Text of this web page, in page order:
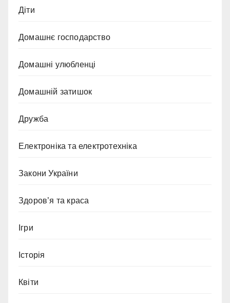
Діти
Домашнє господарство
Домашні улюбленці
Домашній затишок
Дружба
Електроніка та електротехніка
Закони України
Здоров’я та краса
Ігри
Історія
Квіти